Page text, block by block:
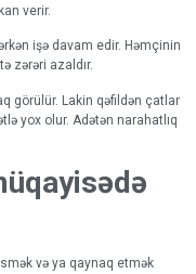
verir.
işə davam edir. Həmçinin
zərəri azaldır.
görülür. Lakin qəfildən çatlar
yox olur. Adətən narahatlıq
və ya qaynaq etmək